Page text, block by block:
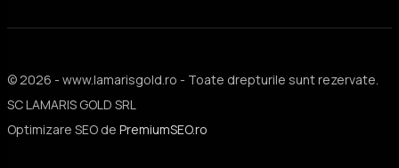
© 2026 - www.lamarisgold.ro - Toate drepturile sunt rezervate.
SC LAMARIS GOLD SRL
Optimizare SEO de PremiumSEO.ro